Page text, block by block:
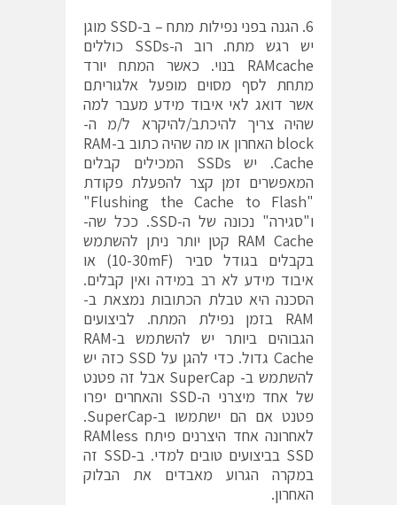
6. הגנה בפני נפילות מתח – ב-SSD מוגן
יש רגש מתח. רוב ה-SSDs כוללים
RAMcache בנוי. כאשר המתח יורד
מתחת לסף מסוים מופעל אלגוריתם
אשר דואג לאי איבוד מידע מעבר למה
שהיה צריך להיכתב/להיקרא ל/מ ה-
block האחרון או מה שהיה כתוב ב-RAM
Cache. יש SSDs המכילים קבלים
המאפשרים זמן קצר להפעלת פקודת
"Flushing the Cache to Flash"
ו"סגירה" נכונה של ה-SSD. ככל שה-
RAM Cache קטן יותר ניתן להשתמש
בקבלים בגודל סביר (10-30mF) או
איבוד מידע לא רב במידה ואין קבלים.
הסכנה היא טבלת הכתובות נמצאת ב-
RAM בזמן נפילת המתח. לביצועים
הגבוהים ביותר יש להשתמש ב-RAM
Cache גדול. כדי להגן על SSD כזה יש
להשתמש ב- SuperCap אבל זה פטנט
של אחד מיצרני ה-SSD והאחרים יפרו
פטנט אם הם ישתמשו ב-SuperCap.
לאחרונה אחד היצרנים פיתח RAMless
SSD בביצועים טובים למדי. ב-SSD זה
במקרה הגרוע מאבדים את הבלוק
האחרון.